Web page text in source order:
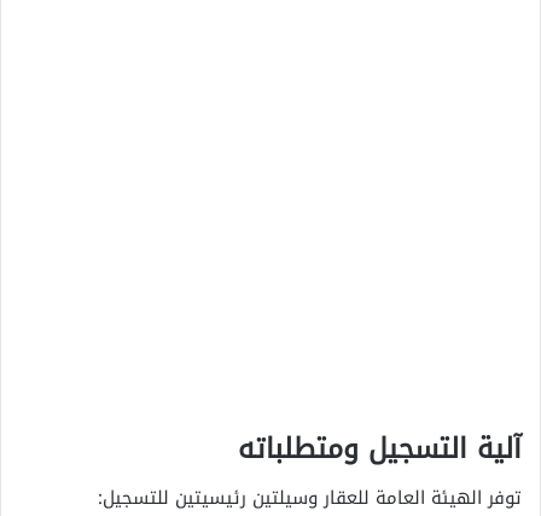
آلية التسجيل ومتطلباته
توفر الهيئة العامة للعقار وسيلتين رئيسيتين للتسجيل: